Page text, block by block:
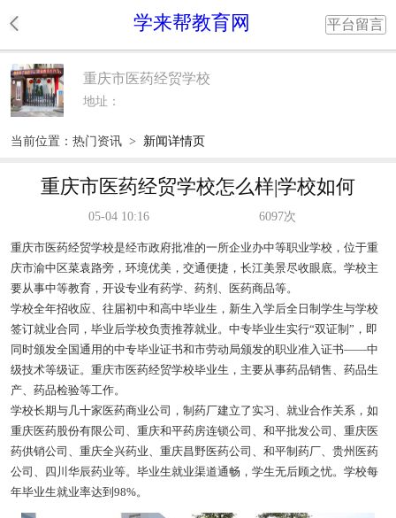
学来帮教育网 平台留言
重庆市医药经贸学校
地址：
当前位置： 热门资讯 > 新闻详情页
重庆市医药经贸学校怎么样|学校如何
05-04 10:16 6097次
重庆市医药经贸学校是经市政府批准的一所企业办中等职业学校，位于重
庆市渝中区菜袁路旁，环境优美，交通便捷，长江美景尽收眼底。学校主
要从事中等教育，开设专业有药学、药剂、医药商品等。
学校全年招收应、往届初中和高中毕业生，新生入学后全日制学生与学校
签订就业合同，毕业后学校负责推荐就业。中专毕业生实行“双证制”，即
同时颁发全国通用的中专毕业证书和市劳动局颁发的职业准入证书——中
级技术等级证。重庆市医药经贸学校毕业生，主要从事药品销售、药品生
产、药品检验等工作。
学校长期与几十家医药商业公司，制药厂建立了实习、就业合作关系，如
重庆医药股份有限公司、重庆和平药房连锁公司、和平批发公司、重庆医
药供销公司、重庆全兴药业、重庆昌野医药公司、和平制药厂、贵州医药
公司、四川华辰药业等。毕业生就业渠道通畅，学生无后顾之忧。学校每
年毕业生就业率达到98%。